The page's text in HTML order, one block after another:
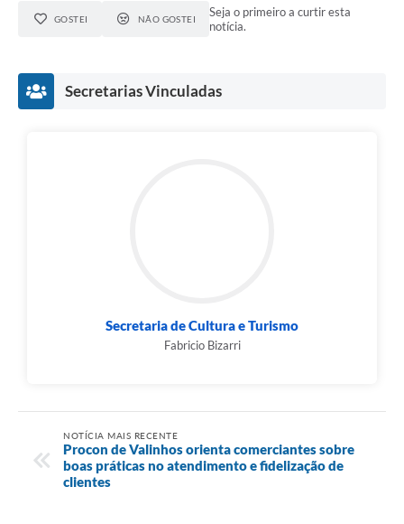
GOSTEI NÃO GOSTEI
Seja o primeiro a curtir esta
notícia.
Secretarias Vinculadas
Secretaria de Cultura e Turismo
Fabricio Bizarri
NOTÍCIA MAIS RECENTE
Procon de Valinhos orienta comerciantes sobre
boas práticas no atendimento e fidelização de
clientes